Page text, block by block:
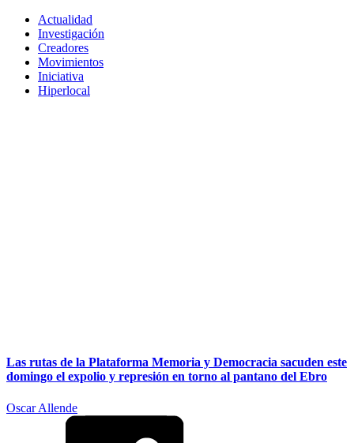
Actualidad
Investigación
Creadores
Movimientos
Iniciativa
Hiperlocal
Las rutas de la Plataforma Memoria y Democracia sacuden este
domingo el expolio y represión en torno al pantano del Ebro
Oscar Allende